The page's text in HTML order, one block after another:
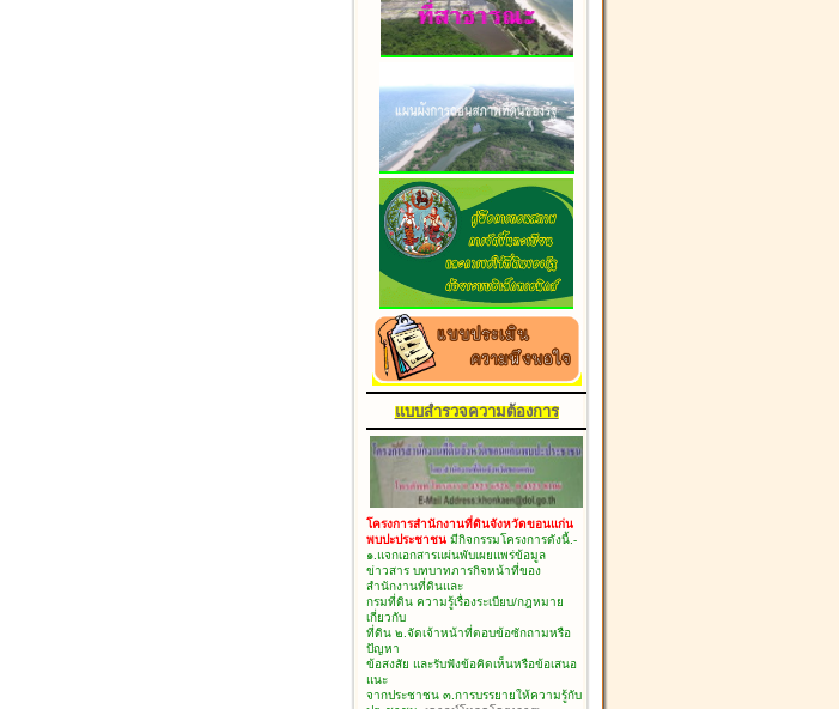
แบบสำรวจความต้องการ
โครงการสำนักงานที่ดินจังหวัดขอนแก่น
พบปะประชาชน มีกิจกรรมโครงการดังนี้.-
๑.แจกเอกสารแผ่นพับเผยแพร่ข้อมูล
ข่าวสาร บทบาทภารกิจหน้าที่ของ
สำนักงานที่ดินและ
กรมที่ดิน ความรู้เรื่องระเบียบ/กฎหมาย
เกี่ยวกับ
ที่ดิน ๒.จัดเจ้าหน้าที่ตอบข้อซักถามหรือ
ปัญหา
ข้อสงสัย และรับฟังข้อคิดเห็นหรือข้อเสนอ
แนะ
จากประชาชน ๓.การบรรยายให้ความรู้กับ